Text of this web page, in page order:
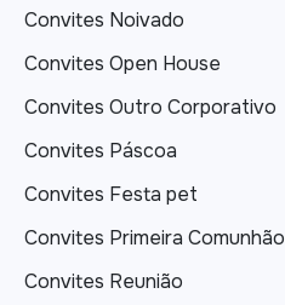
Convites Noivado
Convites Open House
Convites Outro Corporativo
Convites Páscoa
Convites Festa pet
Convites Primeira Comunhão
Convites Reunião